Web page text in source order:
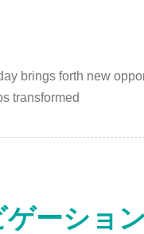
brings forth new
transformed
ゲーショ